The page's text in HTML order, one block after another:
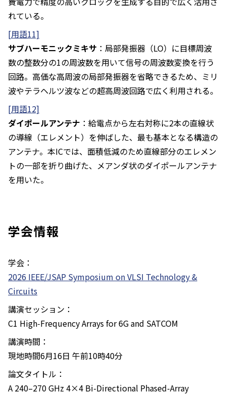
れている。
[用語11]
サブハーモニックミキサ ：局部発振器（LO）に目標周波
数の整数分の1の周波数を用いて信号の周波数変換を行う
回路。高価な高周波の局部発振器を省略できるため、ミリ
波やテラヘルツ波などの超高周波回路で広く利用される。
[用語12]
ダイポールアンテナ ：給電点から左右対称に2本の直線状
の導線（エレメント）を伸ばした、最も基本となる構造の
アンテナ。本ICでは、面積低減のため直線部分のエレメン
トの一部を折り曲げた、メアンダ状のダイポールアンテナ
を用いた。
学会情報
学会：
2026 IEEE/JSAP Symposium on VLSI Technology &
Circuits
講演セッション：
C1 High‑Frequency Arrays for 6G and SATCOM
講演時間：
現地時間6月16日 午前10時40分
論文タイトル：
A 240–270 GHz 4×4 Bi-Directional Phased-Array